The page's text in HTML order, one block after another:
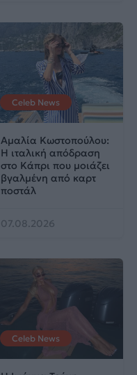
Celeb News
Αμαλία Κωστοπούλου:
Η ιταλική απόδραση
στο Κάπρι που μοιάζει
βγαλμένη από καρτ
ποστάλ
07.08.2026
Celeb News